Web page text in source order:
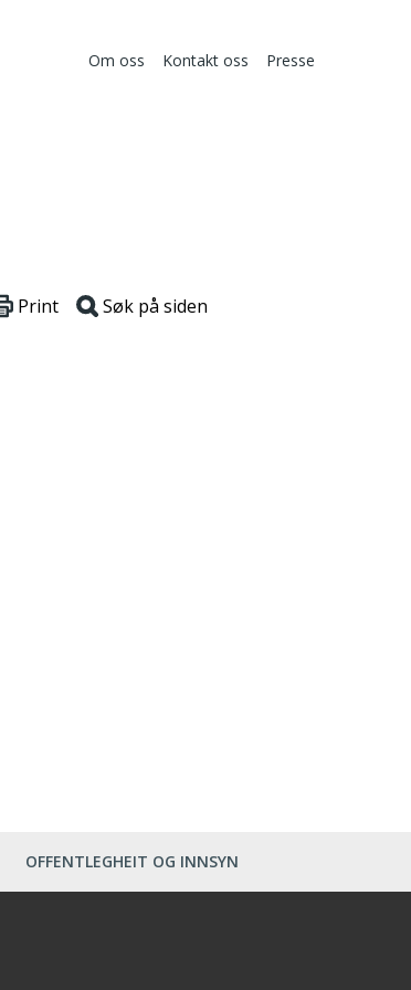
Om oss Kontakt oss Presse
Print Søk på siden
OFFENTLEGHEIT OG INNSYN